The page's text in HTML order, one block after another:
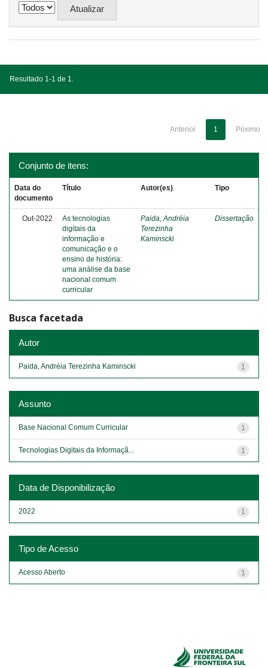
Resultado 1-1 de 1.
Anterior 1 Póximo
Conjunto de itens:
Data do
documento
Título Autor(es) Tipo
Out-2022
As tecnologias
digitais da
informação e
comunicação e o
ensino de história:
uma análise da base
nacional comum
curricular
Paida, Andréia
Terezinha
Kaminscki
Dissertação
Busca facetada
Autor
1
Paida, Andréia Terezinha Kaminscki
Assunto
1
Base Nacional Comum Curricular
1
Tecnologias Digitais da Informaçã...
Data de Disponibilização
1
2022
Tipo de Acesso
1
Acesso Aberto